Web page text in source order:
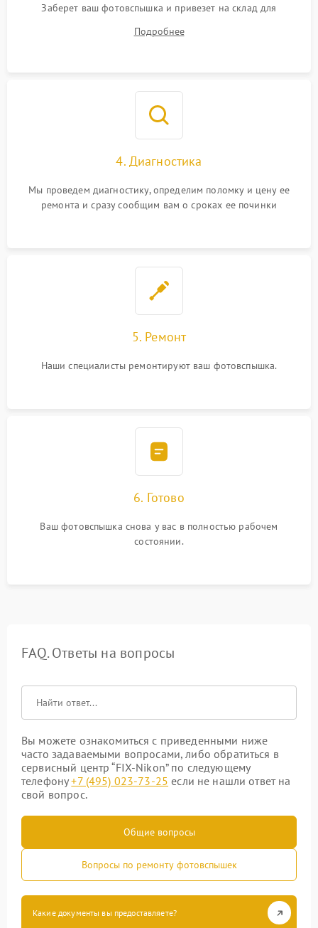
Заберет ваш фотовспышка и привезет на склад для
Подробнее
4. Диагностика
Мы проведем диагностику, определим поломку и цену ее
ремонта и сразу сообщим вам о сроках ее починки
5. Ремонт
Наши специалисты ремонтируют ваш фотовспышка.
6. Готово
Ваш фотовспышка снова у вас в полностью рабочем
состоянии.
FAQ. Ответы на вопросы
Вы можете ознакомиться с приведенными ниже
часто задаваемыми вопросами, либо обратиться в
сервисный центр “FIX-Nikon” по следующему
телефону+7 (495) 023-73-25 если не нашли ответ на
свой вопрос.
Общие вопросы
Вопросы по ремонту фотовспышек
Какие документы вы предоставляете?